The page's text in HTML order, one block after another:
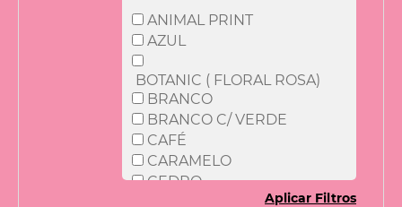
EGG
XG
ANIMAL PRINT
AZUL
BOTANIC ( FLORAL ROSA)
BRANCO
BRANCO C/ VERDE
CAFÉ
CARAMELO
CEDRO
Aplicar Filtros